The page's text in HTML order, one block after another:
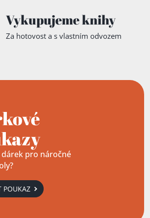
Vykupujeme knihy
Za hotovost a s vlastním odvozem
dárek pro náročné
POUKAZ